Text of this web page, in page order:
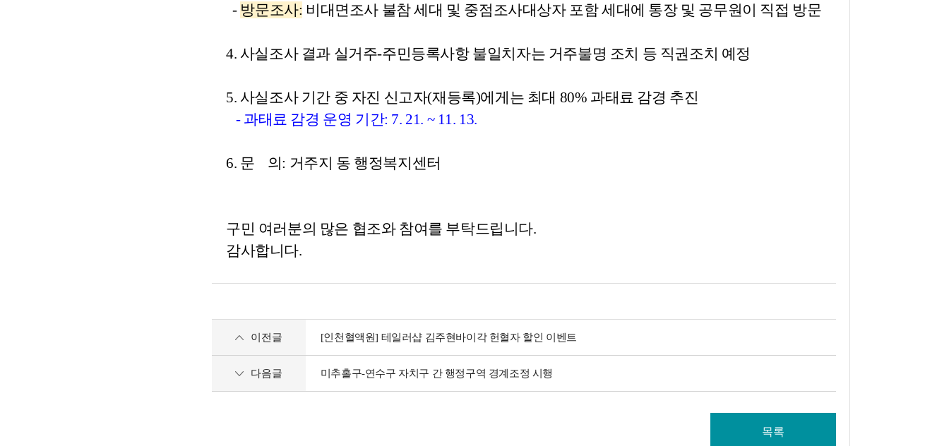
- 방문조사: 비대면조사 불참 세대 및 중점조사대상자 포함 세대에 통장 및 공무원이 직접 방문
4. 사실조사 결과 실거주-주민등록사항 불일치자는 거주불명 조치 등 직권조치 예정
5. 사실조사 기간 중 자진 신고자(재등록)에게는 최대 80% 과태료 감경 추진
- 과태료 감경 운영 기간: 7. 21. ~ 11. 13.
6. 문 의: 거주지 동 행정복지센터
구민 여러분의 많은 협조와 참여를 부탁드립니다.
감사합니다.
이전글 [인천혈액원] 테일러샵 김주현바이각 헌혈자 할인 이벤트
다음글 미추홀구-연수구 자치구 간 행정구역 경계조정 시행
목록